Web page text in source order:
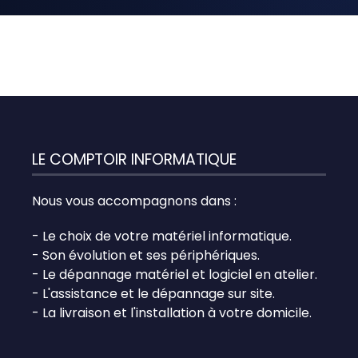
LE COMPTOIR INFORMATIQUE
Nous vous accompagnons dans :
- Le choix de votre matériel informatique.
- Son évolution et ses périphériques.
- Le dépannage matériel et logiciel en atelier.
- L'assistance et le dépannage sur site.
- La livraison et l'installation à votre domicile.